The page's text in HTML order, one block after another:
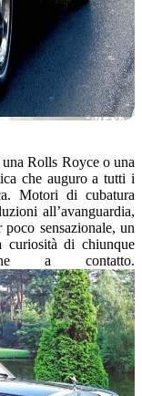
Rolls Royce o una
che auguro a tutti i
Motori di cubatura
all’avanguardia,
sensazionale, un
curiosità di chiunque
a contatto.